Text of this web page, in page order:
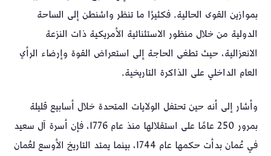
بموازين القوى الحالية. فكثيرًا ما تنظر واشنطن إلى الساحة
الدولية من خلال منظور الاستثنائية الأمريكية ذات النزعة
الانعزالية، حيث تطغى الحاجة إلى استعراض القوة وإرضاء الرأي
العام الداخلي على الذاكرة التاريخية.
وأشار إلى أنه حين تحتفل الولايات المتحدة خلال أسابيع قليلة
بمرور 250 عامًا على استقلالها منذ عام 1776، فإن أسرة آل سعيد
في عُمان بدأت حكمها عام 1744، بينما يمتد التاريخ الأوسع لعُمان